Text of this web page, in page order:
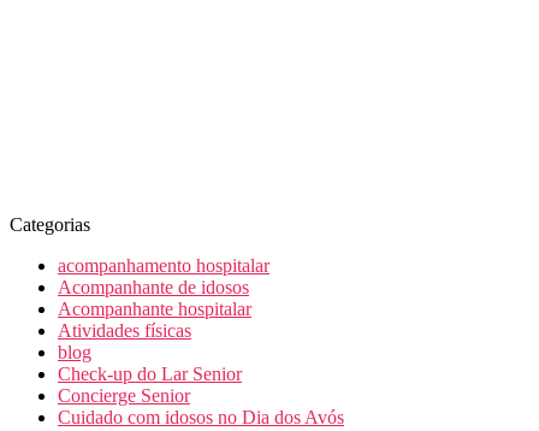
Categorias
acompanhamento hospitalar
Acompanhante de idosos
Acompanhante hospitalar
Atividades físicas
blog
Check-up do Lar Senior
Concierge Senior
Cuidado com idosos no Dia dos Avós